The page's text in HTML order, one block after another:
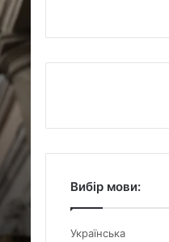
Вибір мови:
Українська